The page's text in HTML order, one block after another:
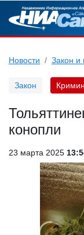
Новости Закон и
Закон
конопли
23 марта 2025